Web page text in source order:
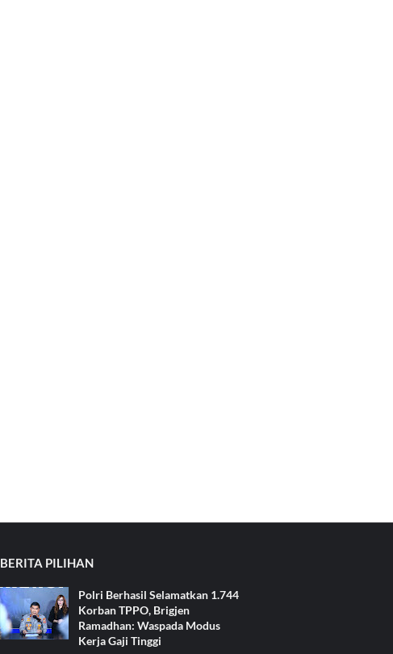
BERITA PILIHAN
Polri Berhasil Selamatkan 1.744
Korban TPPO, Brigjen
Ramadhan: Waspada Modus
Kerja Gaji Tinggi